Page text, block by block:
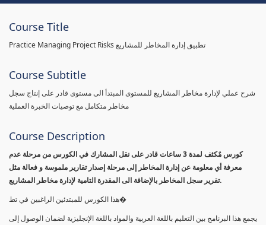
Course Title
Practice Managing Project Risks تطبيق إدارة المخاطر للمشاريع
Course Subtitle
شرح عملي لإدارة مخاطر المشاريع للمستوى المبتدأ الى مستوى قادر على إنتاج سجل
مخاطر متكامل مع توصيات الخبرة العملية
Course Description
كورس مٌكثف لمدة 3 ساعات قادر على نقل المشارك في الكورس من مرحلة عدم
معرفة أي معلومة عن إدارة المخاطر إلى مرحلة إصدار تقارير ملموسة و فعالة مثل
تقرير سجل المخاطر بالإضافة الى المقدرة التامية لإدارة مخاطر المشاريع.
هذا الكورس للمبتدئين الراغبين في تط�
يجمع هذا البرنامج بين التعليم باللغة العربية والمواد باللغة الإنجليزية لضمان الوصول إلى